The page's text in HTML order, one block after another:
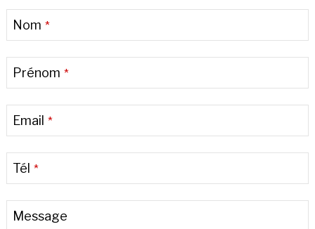
Nom *
Prénom *
Email *
Tél *
Message